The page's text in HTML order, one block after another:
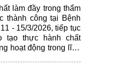
làm đầy trong thẩm
thành công tại Bệnh
- 15/3/2026, tiếp tục
tạo thực hành chất
hoạt động trong lĩnh